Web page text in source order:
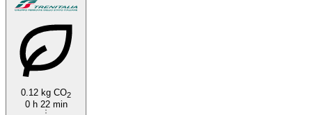
0.12 kg CO2
0 h 22 min